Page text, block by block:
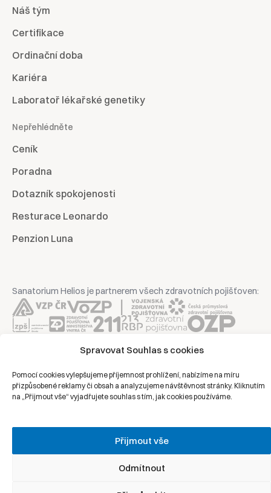
Spravovat Souhlas s cookies
Pomocí cookies vylepšujeme příjemnost prohlížení, nabízíme na míru
přizpůsobené reklamy či obsah a analyzujeme návštěvnost stránky. Kliknutím
na „Přijmout vše“ vyjadřujete souhlas s tím, jak cookies používáme.
Přijmout vše
Odmítnout
Náš tým
Certifikace
Ordinační doba
Kariéra
Laboratoř lékařské genetiky
Nepřehlédněte
Ceník
Poradna
Dotazník spokojenosti
Resturace Leonardo
Penzion Luna
Sanatorium Helios je partnerem všech zdravotních pojišťoven:
Copyright © 2026 | Všechna práva vyhrazena | Sanatorium Helios
Ochrana osobních údajů
Zásady cookies